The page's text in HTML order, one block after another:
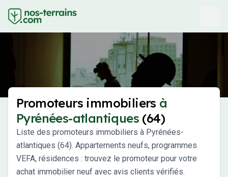
Promoteurs immobiliers à
Pyrénées-atlantiques (64)
Liste des promoteurs immobiliers à Pyrénées-
atlantiques (64). Appartements neufs, programmes
VEFA, résidences : trouvez le promoteur pour votre
achat immobilier neuf avec avis clients vérifiés.